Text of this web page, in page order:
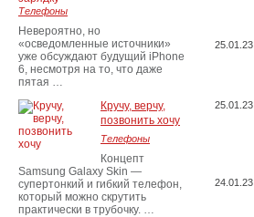
25.01.23
25.01.23
24.01.23
Телефоны
Невероятно, но
«осведомленные источники»
уже обсуждают будущий iPhone
6, несмотря на то, что даже
пятая …
Кручу, верчу,
позвонить хочу
Телефоны
Концепт
Samsung Galaxy Skin —
супертонкий и гибкий телефон,
который можно скрутить
практически в трубочку. …